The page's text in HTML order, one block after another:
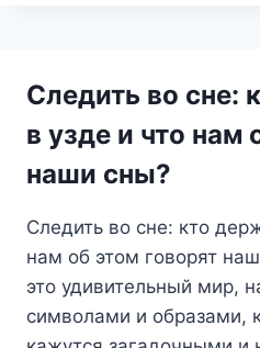
ПЕТЛЯ
Следить во сне:
в узде и что нам
наши сны?
Следить во сне: кто
нам об этом говорят
это удивительный мир,
символами и образами,